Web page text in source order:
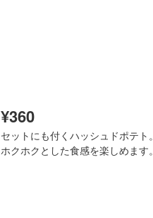
¥360
セットにも付くハッシュドポテト。
ホクホクとした食感を楽しめます。